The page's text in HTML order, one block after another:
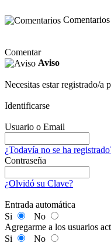
Comentarios
Comentar
Aviso
Necesitas estar registrado/a
Identificarse
Usuario o Email
¿Todavía no se ha
Contraseña
¿Olvidó su Clave?
Entrada automática
Si
No
Agregarme a los usuarios
Si
No